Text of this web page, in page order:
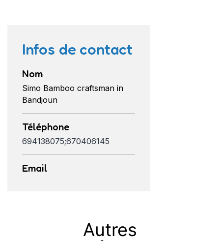
Infos de contact
Nom
Simo Bamboo craftsman in
Bandjoun
Téléphone
694138075;670406145
Email
Autres